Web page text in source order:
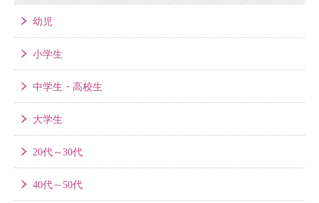
幼児
小学生
中学生・高校生
大学生
20代～30代
40代～50代